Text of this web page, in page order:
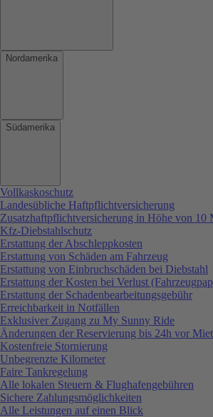
Nordamerika
Südamerika
Vollkaskoschutz
Landesübliche Haftpflichtversicherung
Zusatzhaftpflichtversicherung in Höhe von 10
Kfz-Diebstahlschutz
Erstattung der Abschleppkosten
Erstattung von Schäden am Fahrzeug
Erstattung von Einbruchschäden bei Diebstahl
Erstattung der Kosten bei Verlust
Erstattung der Schadenbearbeitungsgebühr
Erreichbarkeit in Notfällen
Exklusiver Zugang zu My Sunny Ride
Änderungen der Reservierung bis 24h vor
Kostenfreie Stornierung
Unbegrenzte Kilometer
Faire Tankregelung
Alle lokalen Steuern & Flughafengebühren
Sichere Zahlungsmöglichkeiten
Alle Leistungen auf einen Blick